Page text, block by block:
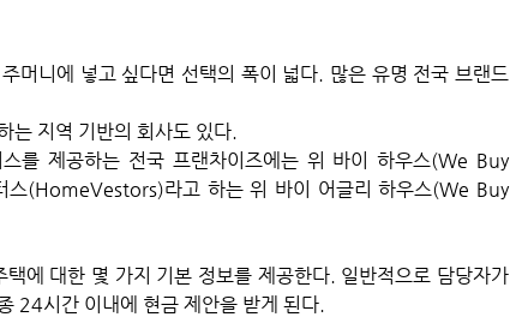
머니에 넣고 싶다면 선택의 폭이 넓다. 많은 유명 전국 브랜드
는 지역 기반의 회사도 있다.
를 제공하는 전국 프랜차이즈에는 위 바이 하우스(We Buy
스(HomeVestors)라고 하는 위 바이 어글리 하우스(We Buy
에 대한 몇 가지 기본 정보를 제공한다. 일반적으로 담당자가
24시간 이내에 현금 제안을 받게 된다.